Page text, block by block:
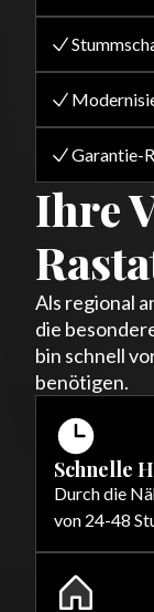
Garantie-
Ihre
Als regional
die
bin schnell
benötigen.
Schnelle
Durch die
von 24-48